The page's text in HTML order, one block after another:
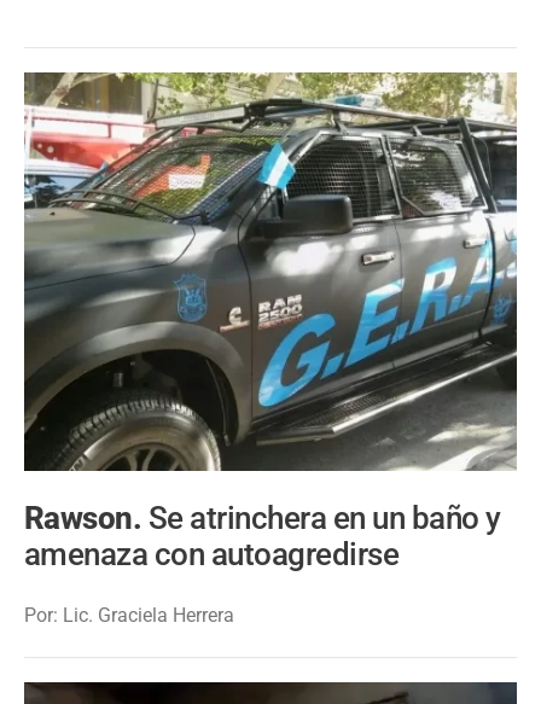
Rawson. Se atrinchera en un baño y
amenaza con autoagredirse
Por: Lic. Graciela Herrera